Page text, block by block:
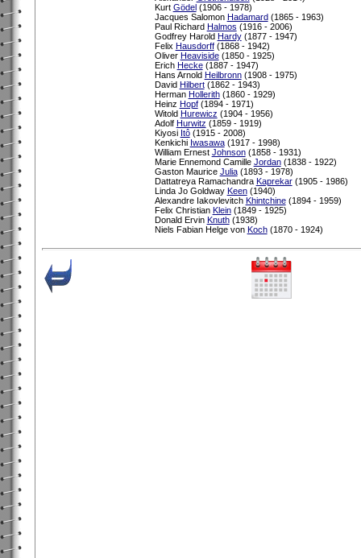
Kurt Gödel(1906 - 1978)
Jacques Salomon Hadamard(1865 - 1963)
Paul Richard Halmos (1916 - 2006)
Godfrey Harold Hardy(1877 - 1947)
Felix Hausdorff(1868 - 1942)
Oliver Heaviside(1850 - 1925)
Erich Hecke(1887 - 1947)
Hans Arnold Heilbronn(1908 - 1975)
David Hilbert(1862 - 1943)
Herman Hollerith(1860 - 1929)
Heinz Hopf(1894 - 1971)
Witold Hurewicz (1904 - 1956)
Adolf Hurwitz (1859 - 1919)
Kiyosi Itô(1915 - 2008)
Kenkichi Iwasawa(1917 - 1998)
William Ernest Johnson(1858 - 1931)
Marie Ennemond Camille Jordan(1838 - 1922)
Gaston Maurice Julia(1893 - 1978)
Dattatreya Ramachandra Kaprekar(1905 - 1986)
Linda Jo Goldway Keen(1940)
Alexandre Iakovlevitch Khintchine(1894 - 1959)
Felix Christian Klein(1849 - 1925)
Donald Ervin Knuth(1938)
Niels Fabian Helge von Koch(1870 - 1924)